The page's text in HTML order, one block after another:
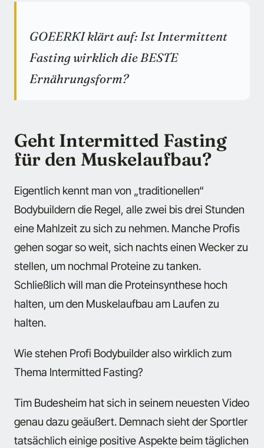
GOEERKI klärt auf: Ist Intermittent
Fasting wirklich die BESTE
Ernährungsform?
Geht Intermitted Fasting
für den Muskelaufbau?
Eigentlich kennt man von „traditionellen“
Bodybuildern die Regel, alle zwei bis drei Stunden
eine Mahlzeit zu sich zu nehmen. Manche Profis
gehen sogar so weit, sich nachts einen Wecker zu
stellen, um nochmal Proteine zu tanken.
Schließlich will man die Proteinsynthese hoch
halten, um den Muskelaufbau am Laufen zu
halten.
Wie stehen Profi Bodybuilder also wirklich zum
Thema Intermitted Fasting?
Tim Budesheim hat sich in seinem neuesten Video
genau dazu geäußert. Demnach sieht der Sportler
tatsächlich einige positive Aspekte beim täglichen